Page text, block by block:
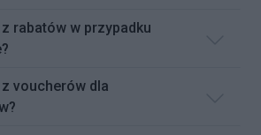
rabatów w przypadku
voucherów dla